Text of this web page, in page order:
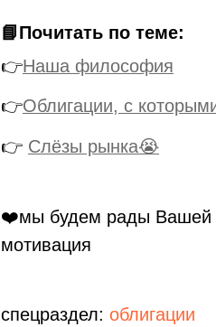
📘Почитать по теме:
👉Наша философия
👉Облигации, с
👉 Слёзы рынка😭
❤️мы будем рады Вашей
мотивация
спецраздел: облигации